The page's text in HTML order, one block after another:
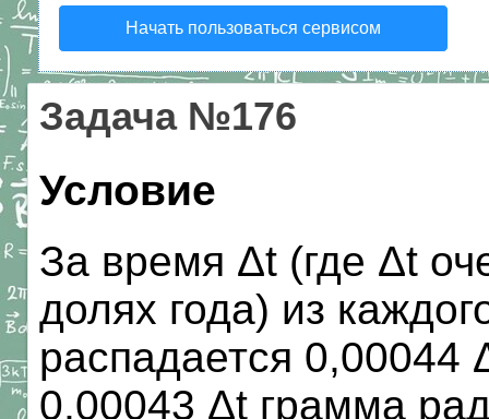
Начать пользоваться сервисом
Задача №176
Условие
За время Δt (где Δt
долях года) из
распадается 0,00044
0,00043 Δt грамма